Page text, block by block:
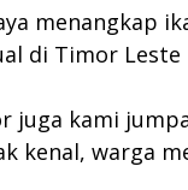
menangkap
di Timor
juga kami
kenal, warga